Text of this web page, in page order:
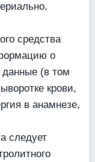
средства
о
данные (в том
крови,
в анамнезе,
следует